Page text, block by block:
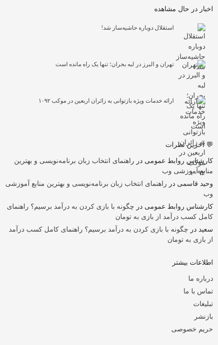
اخبار در حال مشاهده
استقلال دوباره حاشیه‌ساز شد!
تهران و البرز در لبه بحران؛ تنها یک راه مانده است
ارائه خدمات ویژه بازتوانی به زائران اربعین در موکب ۱۰۹۲
💬 آخرین نظرات
کارشناس روابط عمومی در راهنمای انتخاب زبان برنامه‌نویسی و بهترین
منابع آموزشی وب
وحید قاسمی در راهنمای انتخاب زبان برنامه‌نویسی و بهترین منابع آموزشی
وب
کارشناس روابط عمومی در چگونه با بازی کردن به درآمد برسیم؟ راهنمای
کامل کسب درآمد از بازی به تومان
سعید در چگونه با بازی کردن به درآمد برسیم؟ راهنمای کامل کسب درآمد
از بازی به تومان
اطلاعات بیشتر
درباره ما
تماس با ما
تبلیغات
بازنشر
حریم خصوصی